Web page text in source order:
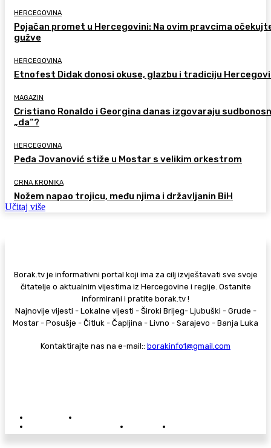
HERCEGOVINA
Pojačan promet u Hercegovini: Na ovim pravcima
gužve
HERCEGOVINA
Etnofest Didak donosi okuse, glazbu i tradiciju
MAGAZIN
Cristiano Ronaldo i Georgina danas izgovaraju
„da“?
HERCEGOVINA
Peđa Jovanović stiže u Mostar s velikim orkestrom
CRNA KRONIKA
Nožem napao trojicu, među njima i državljanin BiH
Učitaj više
Borak.tv je informativni portal koji ima za cilj izvještavati sve svoje
čitatelje o aktualnim vijestima iz Hercegovine i regije. Ostanite
informirani i pratite borak.tv !
Najnovije vijesti - Lokalne vijesti - Široki Brijeg- Ljubuški - Grude -
Mostar - Posušje - Čitluk - Čapljina - Livno - Sarajevo - Banja Luka
Kontaktirajte nas na e-mail:: borakinfo1@gmail.com